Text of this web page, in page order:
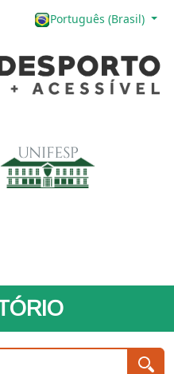
Português (Brasil)